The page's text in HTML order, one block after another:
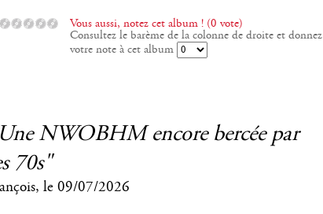
Vous aussi, notez cet album ! (0 vote)
Consultez le barème de la colonne de droite et donnez
votre note à cet album
NWOBHM encore bercée par
70s"
, le 09/07/2026